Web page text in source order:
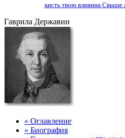
кисть твою влиянна Свыше
Гаврила Державин
» Оглавление
» Биография